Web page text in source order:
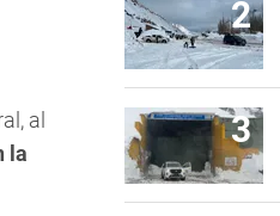
al
la